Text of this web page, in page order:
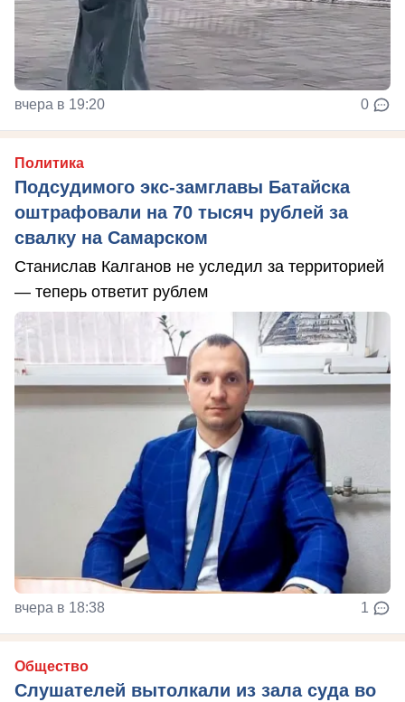
вчера в 19:20 0
Политика
Подсудимого экс-замглавы Батайска
оштрафовали на 70 тысяч рублей за
свалку на Самарском
Станислав Калганов не уследил за территорией
— теперь ответит рублем
вчера в 18:38 1
Общество
Слушателей вытолкали из зала суда во